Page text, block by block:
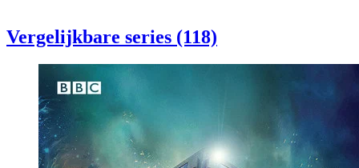
Vergelijkbare series (118)